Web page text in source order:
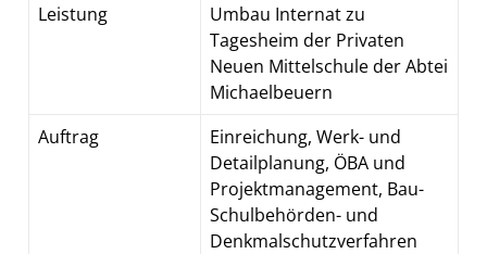
Leistung
Umbau Internat zu
Tagesheim der Privaten
Neuen Mittelschule der Abtei
Michaelbeuern
Auftrag
Einreichung, Werk- und
Detailplanung, ÖBA und
Projektmanagement, Bau-
Schulbehörden- und
Denkmalschutzverfahren